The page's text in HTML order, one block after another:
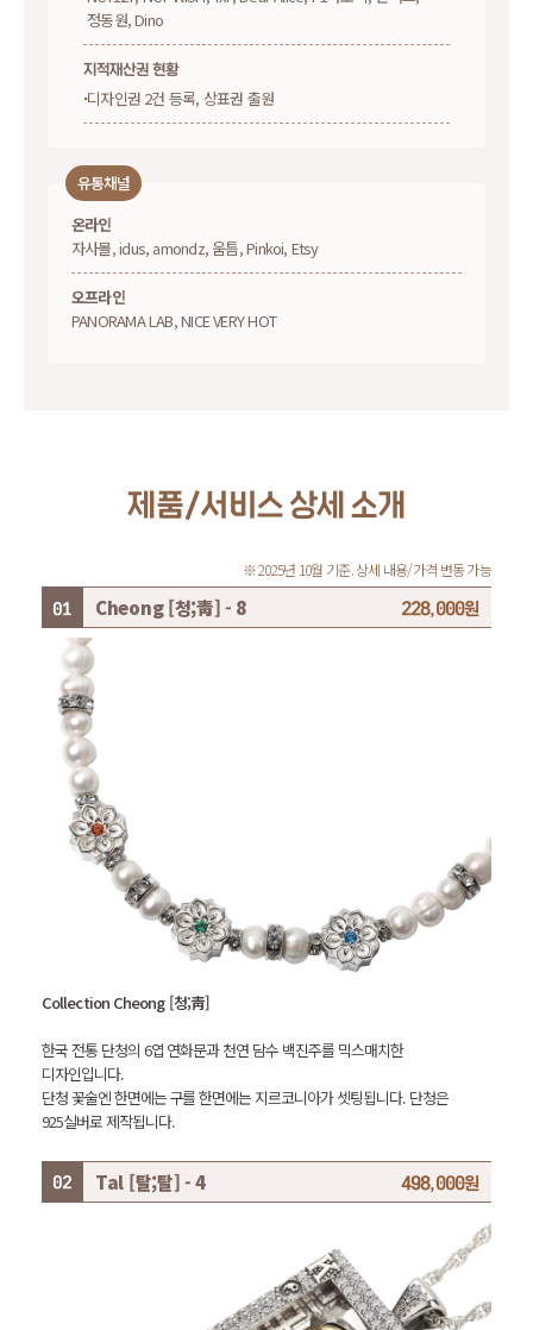
정동원, Dino
지적재산권 현황
디자인권 2건 등록, 상표권 출원
유통채널
온라인
자사몰, idus, amondz, 움틈, Pinkoi, Etsy
오프라인
PANORAMA LAB, NICE VERY HOT
제품/서비스 상세 소개
※ 2025년 10월 기준. 상세 내용/가격 변동 가능
Cheong [청;靑] - 8 228,000원
Collection Cheong [청;靑]
한국 전통 단청의 6엽 연화문과 천연 담수 백진주를 믹스매치한
디자인입니다.
단청 꽃술엔 한면에는 구를 한면에는 지르코니아가 셋팅됩니다. 단청은
925실버로 제작됩니다.
Tal [탈;탈] - 4 498,000원